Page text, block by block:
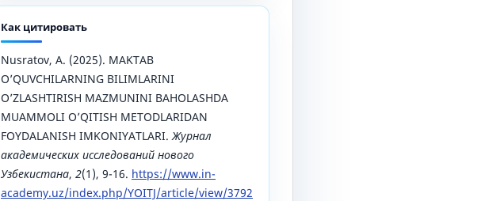
Как цитировать
Nusratov, A. (2025). MAKTAB
O’QUVCHILARNING BILIMLARINI
O’ZLASHTIRISH MAZMUNINI BAHOLASHDA
MUAMMOLI O’QITISH METODLARIDAN
FOYDALANISH IMKONIYATLARI.Журнал
академических исследований нового
Узбекистана, 2(1), 9-16. https://www.in-
academy.uz/index.php/YOITJ/article/view/3792